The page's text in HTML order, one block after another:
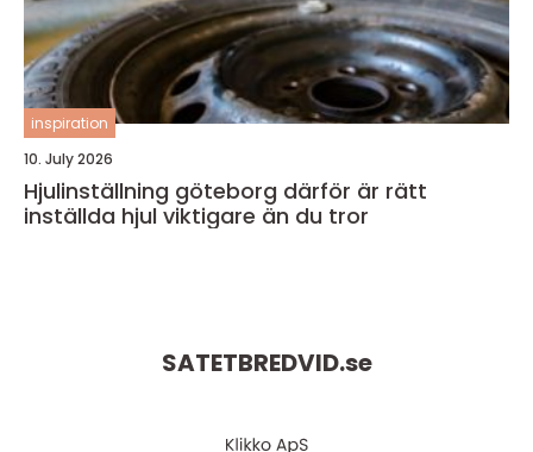
inspiration
10. July 2026
Hjulinställning göteborg därför är rätt
inställda hjul viktigare än du tror
SATETBREDVID.se